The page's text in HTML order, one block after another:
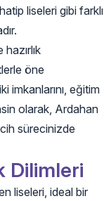
liseleri gibi farklı
öne
imkanlarını, eğitim
olarak, Ardahan
sürecinizde
Dilimleri
liseleri, ideal bir